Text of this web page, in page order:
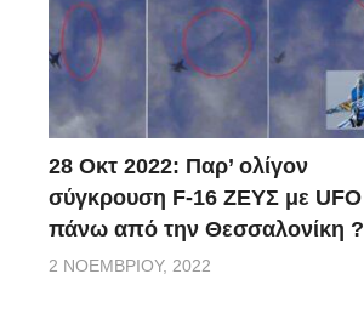
28 Οκτ 2022: Παρ’ ολίγον
σύγκρουση F-16 ΖΕΥΣ με UFO
πάνω από την Θεσσαλονίκη ?
2 ΝΟΕΜΒΡΊΟΥ, 2022